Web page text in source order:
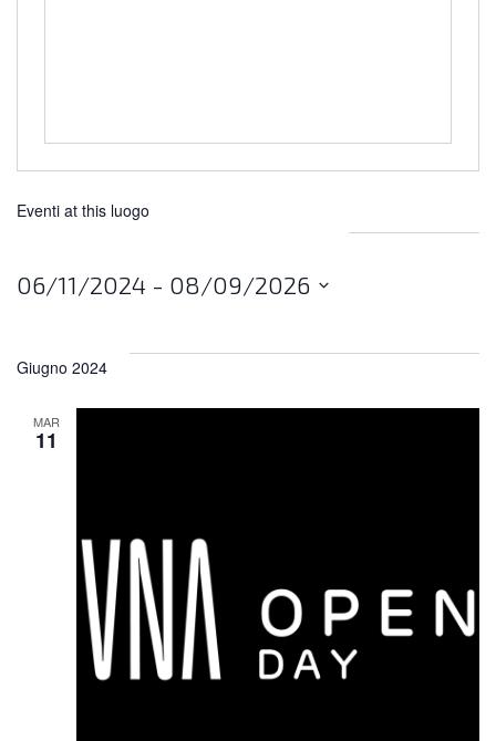
Eventi at this luogo
06/11/2024 - 08/09/2026
data.
Giugno 2024
MAR
11